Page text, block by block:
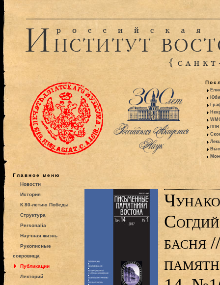
ППВ
Главное меню
Новости
История
К 80-летию Победы
Структура
Personalia
Научная жизнь
Рукописные
сокровища
Публикации
Лекторий
басня